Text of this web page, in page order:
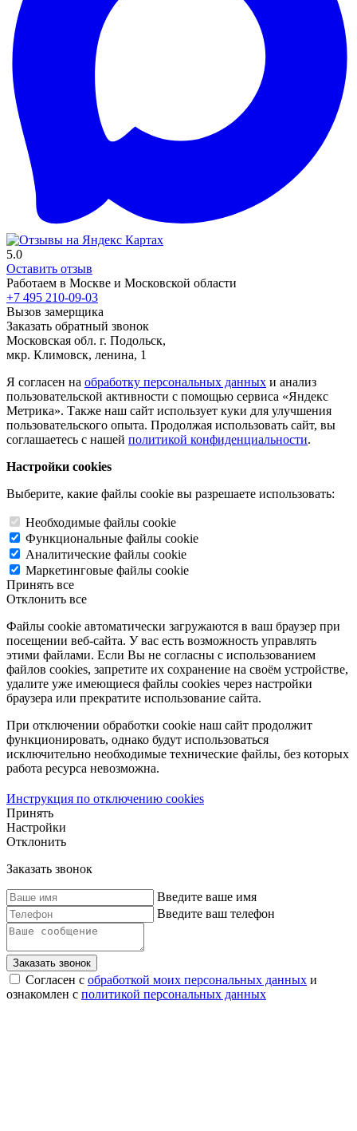
5.0
Оставить отзыв
Работаем в Москве и Московской области
+7 495 210-09-03
Вызов замерщика
Заказать обратный звонок
Московская обл. г. Подольск,
мкр. Климовск, ленина, 1
Я согласен на обработку персональных данных и анализ
пользовательской активности с помощью сервиса «Яндекс
Метрика». Также наш сайт использует куки для улучшения
пользовательского опыта. Продолжая использовать сайт, вы
соглашаетесь с нашей политикой конфиденциальности.
Настройки cookies
Выберите, какие файлы cookie вы разрешаете использовать:
Необходимые файлы cookie
Функциональные файлы cookie
Аналитические файлы cookie
Маркетинговые файлы cookie
Принять все
Отклонить все
Файлы cookie автоматически загружаются в ваш браузер при
посещении веб-сайта. У вас есть возможность управлять
этими файлами. Если Вы не согласны с использованием
файлов cookies, запретите их сохранение на своём устройстве,
удалите уже имеющиеся файлы cookies через настройки
браузера или прекратите использование сайта.
При отключении обработки cookie наш сайт продолжит
функционировать, однако будут использоваться
исключительно необходимые технические файлы, без которых
работа ресурса невозможна.
Инструкция по отключению cookies
Принять
Настройки
Отклонить
Заказать звонок
Введите ваше имя
Введите ваш телефон
Согласен с обработкой моих персональных данных и
ознакомлен с политикой персональных данных